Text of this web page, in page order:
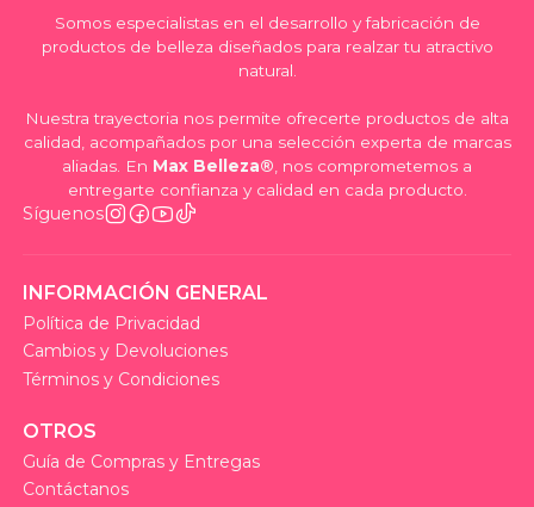
Somos especialistas en el desarrollo y fabricación de
productos de belleza diseñados para realzar tu atractivo
natural.
Nuestra trayectoria nos permite ofrecerte productos de alta
calidad, acompañados por una selección experta de marcas
aliadas. En Max Belleza® , nos comprometemos a
entregarte confianza y calidad en cada producto.
Síguenos
INFORMACIÓN GENERAL
Política de Privacidad
Cambios y Devoluciones
Términos y Condiciones
OTROS
Guía de Compras y Entregas
Contáctanos